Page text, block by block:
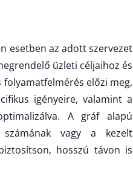
esetben az adott szervezet
üzleti céljaihoz és
előzi meg,
igényeire, valamint a
A gráf alapú
vagy a kezelt
hosszú távon is